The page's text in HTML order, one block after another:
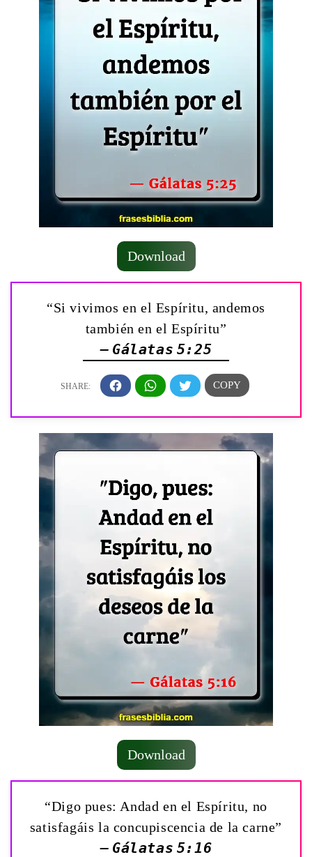
Download
“Si vivimos en el Espíritu, andemos
también en el Espíritu”
— Gálatas 5:25
Download
“Digo pues: Andad en el Espíritu, no
satisfagáis la concupiscencia de la carne”
— Gálatas 5:16